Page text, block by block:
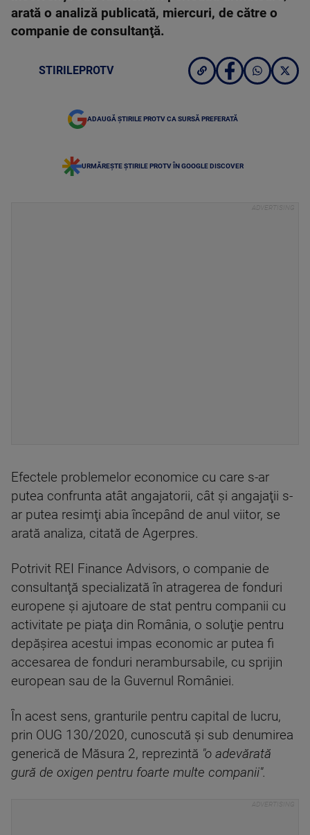
arată o analiză publicată, miercuri, de către o
companie de consultanţă.
STIRILEPROTV
ADAUGĂ ȘTIRILE PROTV CA SURSĂ PREFERATĂ
URMĂREȘTE ȘTIRILE PROTV ÎN GOOGLE DISCOVER
Efectele problemelor economice cu care s-ar
putea confrunta atât angajatorii, cât şi angajaţii s-
ar putea resimţi abia începând de anul viitor, se
arată analiza, citată de Agerpres.
Potrivit REI Finance Advisors, o companie de
consultanţă specializată în atragerea de fonduri
europene şi ajutoare de stat pentru companii cu
activitate pe piaţa din România, o soluţie pentru
depăşirea acestui impas economic ar putea fi
accesarea de fonduri nerambursabile, cu sprijin
european sau de la Guvernul României.
În acest sens, granturile pentru capital de lucru,
prin OUG 130/2020, cunoscută şi sub denumirea
generică de Măsura 2, reprezintă "o adevărată
gură de oxigen pentru foarte multe companii".